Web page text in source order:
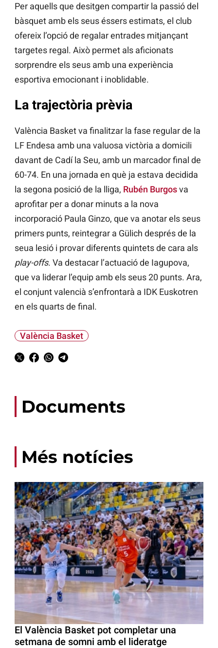
Per aquells que desitgen compartir la passió del
bàsquet amb els seus éssers estimats, el club
ofereix l’opció de regalar entrades mitjançant
targetes regal. Això permet als aficionats
sorprendre els seus amb una experiència
esportiva emocionant i inoblidable.
La trajectòria prèvia
València Basket va finalitzar la fase regular de la
LF Endesa amb una valuosa victòria a domicili
davant de Cadí la Seu, amb un marcador final de
60-74. En una jornada en què ja estava decidida
la segona posició de la lliga, Rubén Burgosva
aprofitar per a donar minuts a la nova
incorporació Paula Ginzo, que va anotar els seus
primers punts, reintegrar a Gülich després de la
seua lesió i provar diferents quintets de cara als
play-offs. Va destacar l’actuació de Iagupova,
que va liderar l’equip amb els seus 20 punts. Ara,
el conjunt valencià s’enfrontarà a IDK Euskotren
en els quarts de final.
València Basket
Documents
Més notícies
El València Basket pot completar una
setmana de somni amb el lideratge